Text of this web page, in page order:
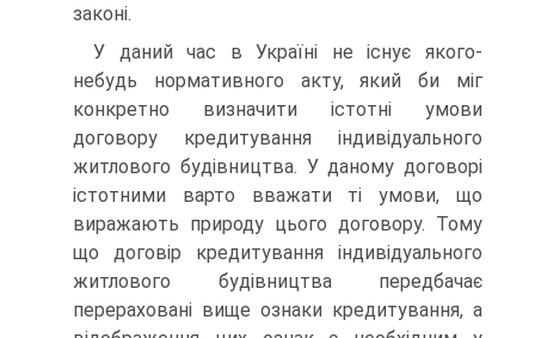
законі.
У даний час в Україні не існує якого-
небудь нормативного акту, який би міг
конкретно визначити істотні умови
договору кредитування індивідуального
житлового будівництва. У даному договорі
істотними варто вважати ті умови, що
виражають природу цього договору. Тому
що договір кредитування індивідуального
житлового будівництва передбачає
перераховані вище ознаки кредитування, а